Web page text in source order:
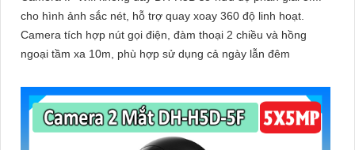
cho hình ảnh sắc nét, hỗ trợ quay xoay 360 độ linh hoạt.
Camera tích hợp nút gọi điện, đàm thoại 2 chiều và hồng
ngoại tầm xa 10m, phù hợp sử dụng cả ngày lẫn đêm